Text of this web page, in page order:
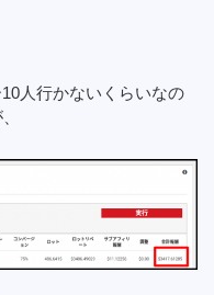
人行かないくらいなの